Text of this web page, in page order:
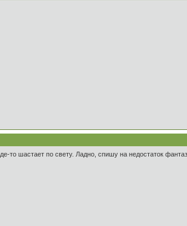
то шастает по свету. Ладно, спишу на недостаток